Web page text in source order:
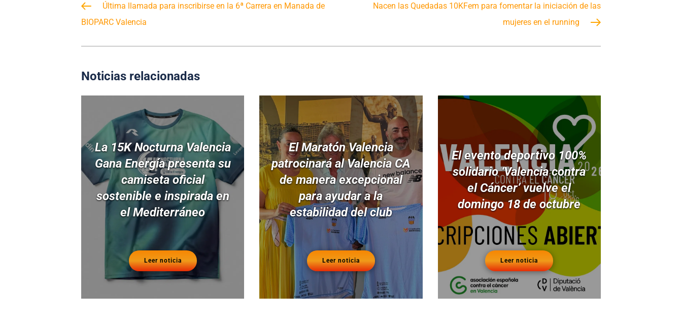
Última llamada para inscribirse en la 6ª Carrera en Manada de
BIOPARC Valencia
Nacen las Quedadas 10KFem para fomentar la iniciación de las
mujeres en el running
Noticias relacionadas
La 15K Nocturna Valencia
Gana Energía presenta su
camiseta oficial
sostenible e inspirada en
el Mediterráneo
Leer noticia
El Maratón Valencia
patrocinará al Valencia CA
de manera excepcional
para ayudar a la
estabilidad del club
Leer noticia
El evento deportivo 100%
solidario ‘Valencia contra
el Cáncer’ vuelve el
domingo 18 de octubre
Leer noticia